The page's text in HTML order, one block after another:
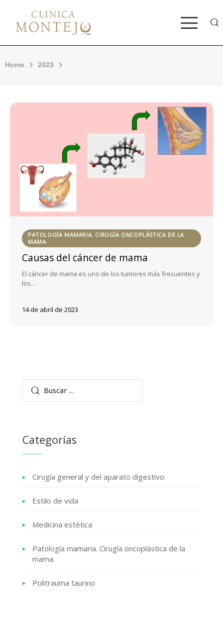
Home 2023
PATOLOGÍA MAMARIA. CIRUGÍA ONCOPLÁSTICA DE LA
MAMA.
Causas del cáncer de mama
El cáncer de mama es uno de los tumores más frecuentes y
los…
14 de abril de 2023
Buscar:
Categorías
Cirugía general y del aparato digestivo.
Estilo de vida
Medicina estética
Patología mamaria. Cirugía oncoplástica de la
mama.
Politrauma taurino